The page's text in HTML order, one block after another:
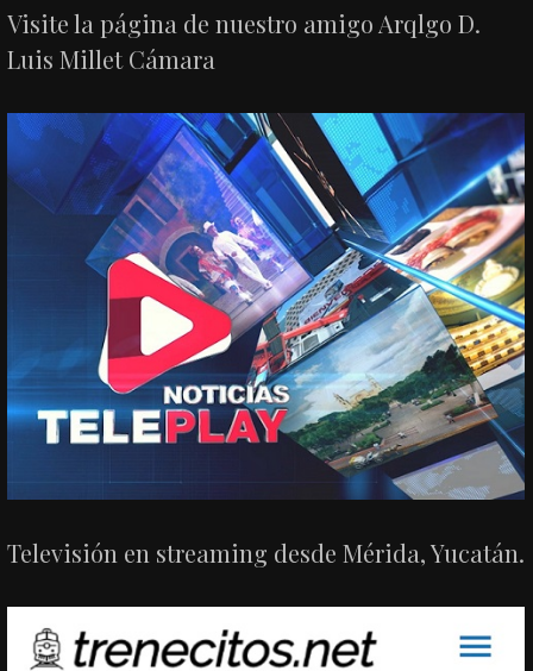
Visite la página de nuestro amigo Arqlgo D.
Luis Millet Cámara
Televisión en streaming desde Mérida, Yucatán.